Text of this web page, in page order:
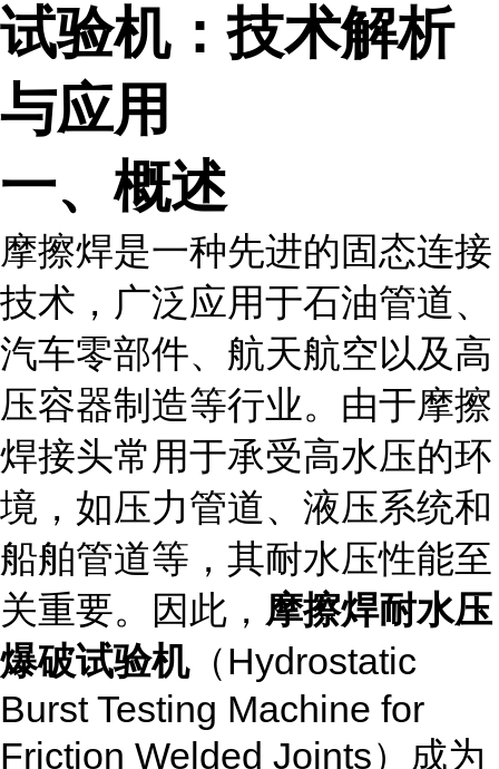
试验机：技术解析
与应用
一、概述
摩擦焊是一种先进的固态连接
技术，广泛应用于石油管道、
汽车零部件、航天航空以及高
压容器制造等行业。由于摩擦
焊接头常用于承受高水压的环
境，如压力管道、液压系统和
船舶管道等，其耐水压性能至
关重要。因此， 摩擦焊耐水压
爆破试验机（Hydrostatic
Burst Testing Machine for
Friction Welded Joints）成为